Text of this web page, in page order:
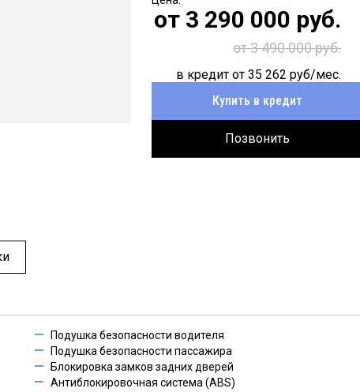
от 3 290 000 руб.
от 3 490 000 руб.
в кредит от 35 262 руб/мес.
Купить в кредит
Позвонить
Подушка безопасности водителя
Подушка безопасности пассажира
Блокировка замков задних дверей
Антиблокировочная система (ABS)